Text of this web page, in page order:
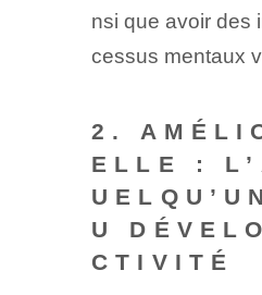
nsi que⁤ avoir des
cessus mentaux
2.
ELLE :
U
CTIVITÉ